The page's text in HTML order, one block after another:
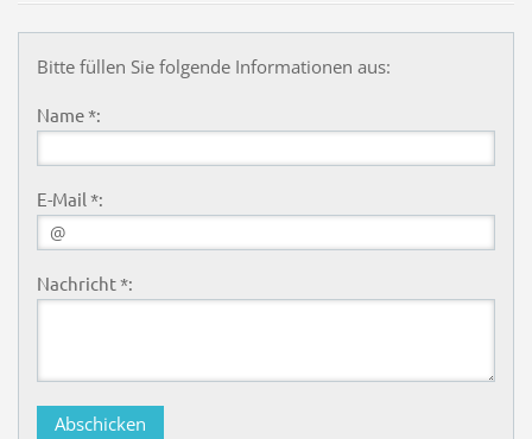
Bitte füllen Sie folgende Informationen aus:
Name *:
E-Mail *:
Nachricht *: